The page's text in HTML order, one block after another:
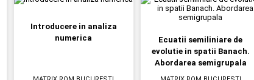
Introducere in analiza
numerica
Ecuatii semiliniare de
evolutie in spatii Banach.
Abordarea semigrupala